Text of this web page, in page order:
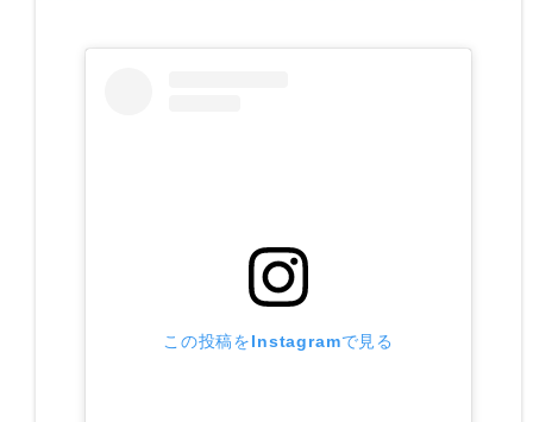
この投稿をInstagramで見る